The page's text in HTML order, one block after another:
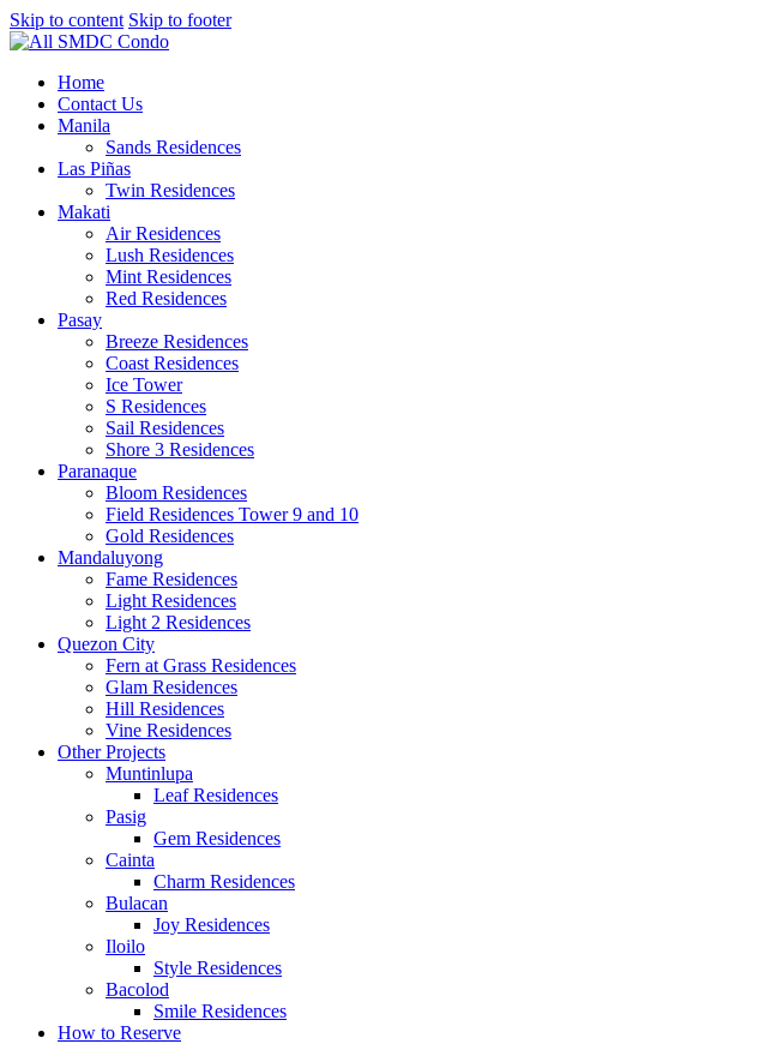
Skip to content Skip to footer
Home
Contact Us
Manila
Sands Residences
Las Piñas
Twin Residences
Makati
Air Residences
Lush Residences
Mint Residences
Red Residences
Pasay
Breeze Residences
Coast Residences
Ice Tower
S Residences
Sail Residences
Shore 3 Residences
Paranaque
Bloom Residences
Field Residences Tower 9 and 10
Gold Residences
Mandaluyong
Fame Residences
Light Residences
Light 2 Residences
Quezon City
Fern at Grass Residences
Glam Residences
Hill Residences
Vine Residences
Other Projects
Muntinlupa
Leaf Residences
Pasig
Gem Residences
Cainta
Charm Residences
Bulacan
Joy Residences
Iloilo
Style Residences
Bacolod
Smile Residences
How to Reserve